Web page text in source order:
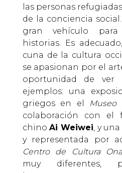
las personas
de la conciencia
gran vehículo
historias. Es
cuna de la cultura
se apasionan por el
oportunidad de ver
ejemplos: una
griegos en el Museo
colaboración con el
chinoAi Weiwei, y
y representada por
Centro de Cultura
muy diferentes,